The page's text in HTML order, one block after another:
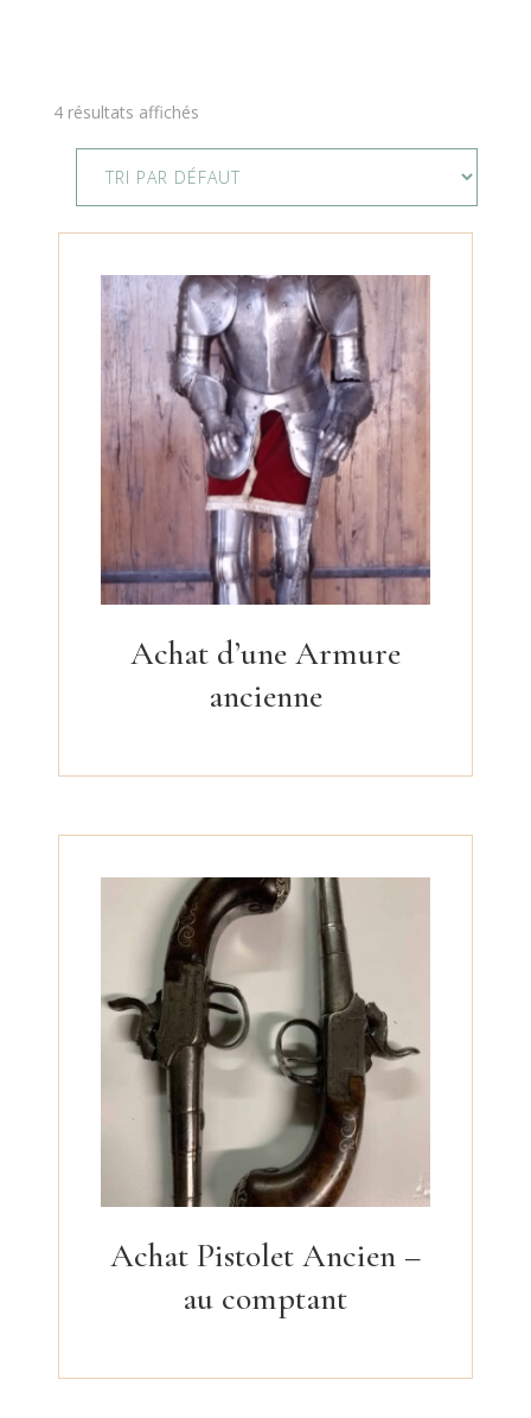
4 résultats affichés
Achat d’une Armure
ancienne
Achat Pistolet Ancien –
au comptant